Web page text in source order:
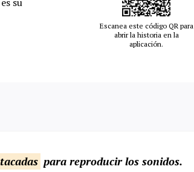
Escanea este código QR para
abrir la historia en la
aplicación.
para reproducir los sonidos.